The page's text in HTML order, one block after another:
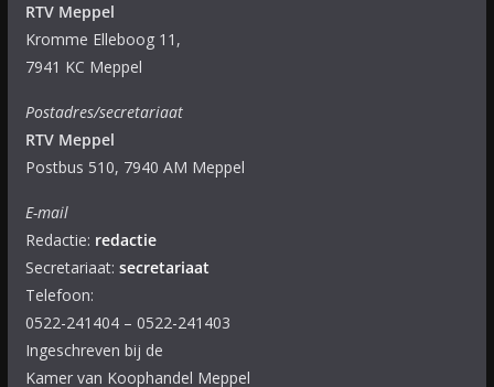
RTV Meppel
Kromme Elleboog 11,
7941 KC Meppel
Postadres/secretariaat
RTV Meppel
Postbus 510, 7940 AM Meppel
E-mail
Redactie: redactie
Secretariaat: secretariaat
Telefoon:
0522-241404 – 0522-241403
Ingeschreven bij de
Kamer van Koophandel Meppel